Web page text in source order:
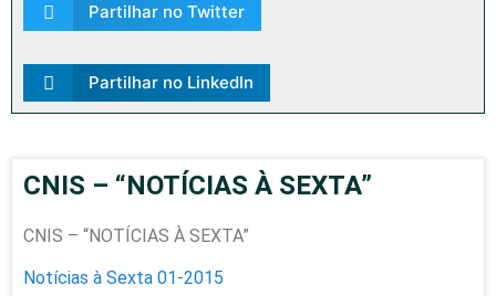
Partilhar no Twitter
Partilhar no LinkedIn
CNIS – “NOTÍCIAS À SEXTA”
CNIS – “NOTÍCIAS À SEXTA”
Notícias à Sexta 01-2015